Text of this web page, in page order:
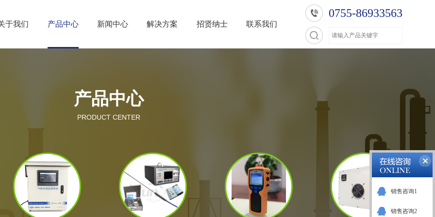
于我们 产品中心 新闻中心 解决方案 招贤纳士 联系我们
0755-86933563
产品中心
PRODUCT CENTER
销售咨询1
销售咨询2